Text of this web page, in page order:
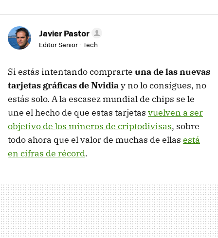
Javier Pastor
Editor Senior - Tech
Si estás intentando comprarte una de las nuevas
tarjetas gráficas de Nvidiay no lo consigues, no
estás solo. A la escasez mundial de chips se le
une el hecho de que estas tarjetas vuelven a ser
objetivo de los mineros de criptodivisas, sobre
todo ahora que el valor de muchas de ellas está
en cifras de récord.